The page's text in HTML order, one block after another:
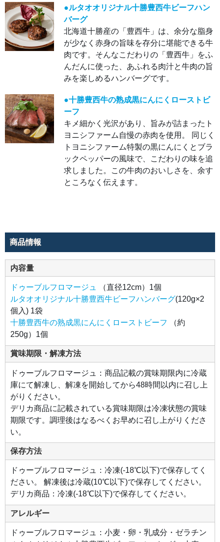
く赤
身の
旨味
を存
分に
堪能
でき
る牛
「豊
西
牛」
をふ
んだ
んに
使っ
た、
あふ
●十
勝豊
西牛
成黒
にん
にく
ロー
スト
ビー
フ
キメ
細か
く光
沢が
あ
旨み
が詰
まっ
ヨニ
シフ
ァー
慢の
赤肉
を使
用。
同じ
くト
ヨニ
シフ
ァー
ム特
製の
黒に
んに
くと
ブラ
ック
ペッ
パー
の風
味
こだ
わり
●ルタオオリジナル十勝豊西牛ビーフハン
バーグ
北海道十勝産の「豊西牛」は、余分な脂身
が少なく赤身の旨味を存分に堪能できる牛
肉です。そんなこだわりの「豊西牛」をふ
んだんに使った、あふれる肉汁と牛肉の旨
みを楽しめるハンバーグです。
●十勝豊西牛の熟成黒にんにくローストビ
ーフ
キメ細かく光沢があり、旨みが詰まったト
ヨニシファーム自慢の赤肉を使用。 同じく
トヨニシファーム特製の黒にんにくとブラ
ックペッパーの風味で、こだわりの味を追
求しました。この牛肉のおいしさを、余す
ところなく伝えます。
商品情報
内容量
ドゥーブルフロマージュ
（直径12cm）1個
ルタオオリジナル十勝豊西牛ビーフハンバーグ(120g×2
個入) 1袋
十勝豊西牛の熟成黒にんにくローストビーフ （約
250g）1個
賞味期限・解凍方法
ドゥーブルフロマージュ：商品記載の賞味期限内に冷蔵
庫にて解凍し、解凍を開始してから48時間以内に召し上
がりください。
デリカ商品に記載されている賞味期限は冷凍状態の賞味
期限です。調理後はなるべくお早めに召し上がりくださ
い。
保存方法
ドゥーブルフロマージュ：冷凍(-18℃以下)で保存してく
ださい。 解凍後は冷蔵(10℃以下)で保存してください。
デリカ商品：冷凍(-18℃以下)で保存してください。
アレルギー
ドゥーブルフロマージュ：小麦・卵・乳成分・ゼラチン